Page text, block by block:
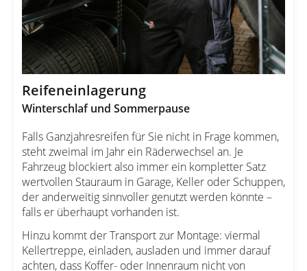
Reifeneinlagerung
Winterschlaf und Sommerpause
Falls Ganzjahresreifen für Sie nicht in Frage kommen,
steht zweimal im Jahr ein Räderwechsel an. Je
Fahrzeug blockiert also immer ein kompletter Satz
wertvollen Stauraum in Garage, Keller oder Schuppen,
der anderweitig sinnvoller genutzt werden könnte –
falls er überhaupt vorhanden ist.
Hinzu kommt der Transport zur Montage: viermal
Kellertreppe, einladen, ausladen und immer darauf
achten, dass Koffer- oder Innenraum nicht von